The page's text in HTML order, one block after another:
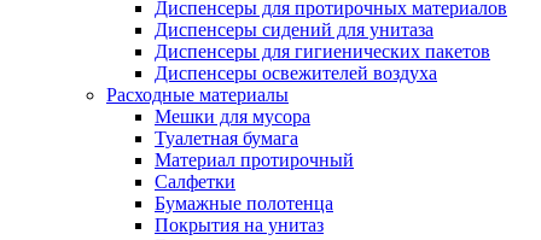
Диспенсеры для протирочных материалов
Диспенсеры сидений для унитаза
Диспенсеры для гигиенических пакетов
Диспенсеры освежителей воздуха
Расходные материалы
Мешки для мусора
Туалетная бумага
Материал протирочный
Салфетки
Бумажные полотенца
Покрытия на унитаз